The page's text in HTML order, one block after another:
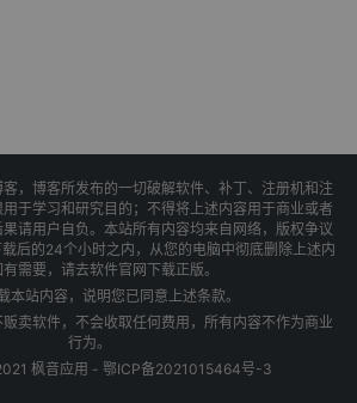
，博客所发布的一切破解软件、补丁、注册机和注
于学习和研究目的；不得将上述内容用于商业或者
请用户自负。本站所有内容均来自网络，版权争议
后的24个小时之内，从您的电脑中彻底删除上述内
需要，请去软件官网下载正版。
本站内容，说明您已同意上述条款。
卖软件，不会收取任何费用，所有内容不作为商业
行为。
枫音应用 - 鄂ICP备2021015464号-3